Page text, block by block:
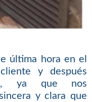
última hora en el
y después
ya que nos
y clara que